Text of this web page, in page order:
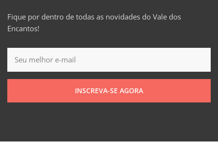
Fique por dentro de todas as novidades do Vale dos
Encantos!
INSCREVA-SE AGORA